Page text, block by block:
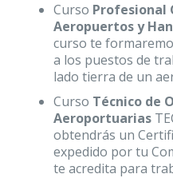
Curso Profesional
Aeropuertos y
curso te
a los puestos de
lado tierra de un
Curso Técnico de
Aeroportuarias
obtendrás un
expedido por tu
te acredita para